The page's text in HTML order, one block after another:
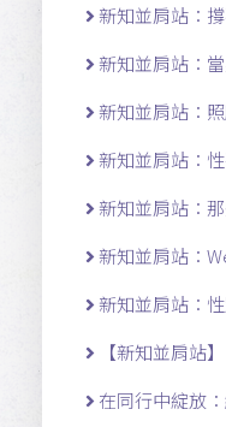
新知並肩站：
新知並肩站：
新知並肩站：
新知並肩站：
新知並肩站：
新知並肩站：
新知並肩站：
【新知並肩站
在同行中綻放